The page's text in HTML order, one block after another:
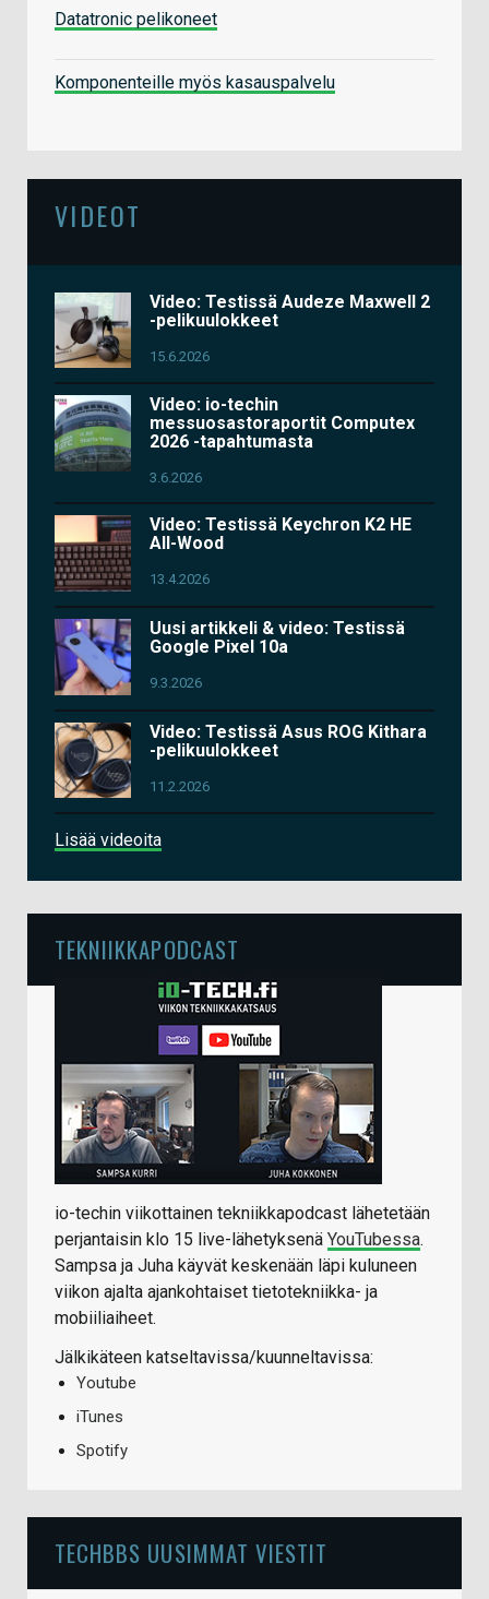
Datatronic pelikoneet
Komponenteille myös kasauspalvelu
VIDEOT
Video: Testissä Audeze Maxwell 2
-pelikuulokkeet
15.6.2026
Video: io-techin
messuosastoraportit Computex
2026 -tapahtumasta
3.6.2026
Video: Testissä Keychron K2 HE
All-Wood
13.4.2026
Uusi artikkeli & video: Testissä
Google Pixel 10a
9.3.2026
Video: Testissä Asus ROG Kithara
-pelikuulokkeet
11.2.2026
Lisää videoita
TEKNIIKKAPODCAST
io-techin viikottainen tekniikkapodcast lähetetään
perjantaisin klo 15 live-lähetyksenä YouTubessa.
Sampsa ja Juha käyvät keskenään läpi kuluneen
viikon ajalta ajankohtaiset tietotekniikka- ja
mobiiliaiheet.
Jälkikäteen katseltavissa/kuunneltavissa:
Youtube
iTunes
Spotify
TECHBBS UUSIMMAT VIESTIT